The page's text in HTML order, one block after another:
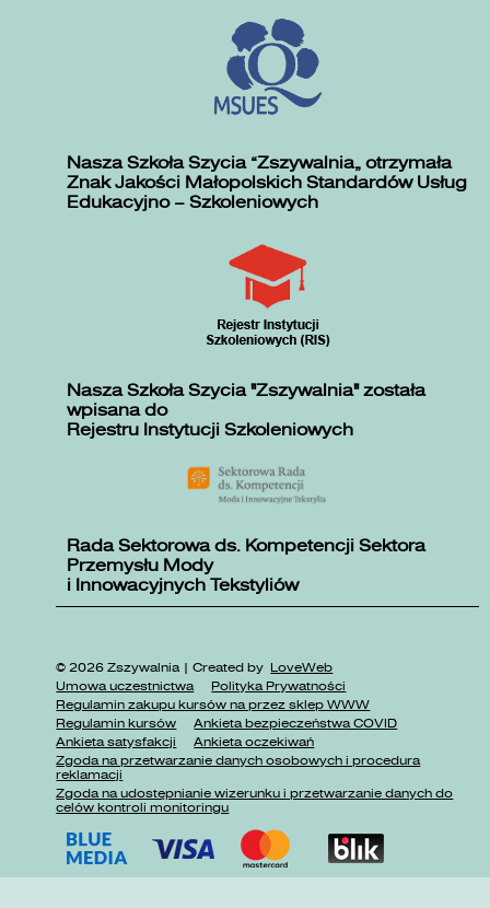
Nasza Szkoła Szycia „Zszywalnia” otrzymała
Znak Jakości Małopolskich Standardów Usług
Edukacyjno – Szkoleniowych
Nasza Szkoła Szycia "Zszywalnia" została
wpisana do
Rejestru Instytucji Szkoleniowych
Rada Sektorowa ds. Kompetencji Sektora
Przemysłu Mody
i Innowacyjnych Tekstyliów
© 2026 Zszywalnia | Created by LoveWeb
Umowa uczestnictwa
Polityka Prywatności
Regulamin zakupu kursów na przez sklep WWW
Regulamin kursów
Ankieta bezpieczeństwa COVID
Ankieta satysfakcji
Ankieta oczekiwań
Zgoda na przetwarzanie danych osobowych i procedura
reklamacji
Zgoda na udostępnianie wizerunku i przetwarzanie danych do
celów kontroli monitoringu